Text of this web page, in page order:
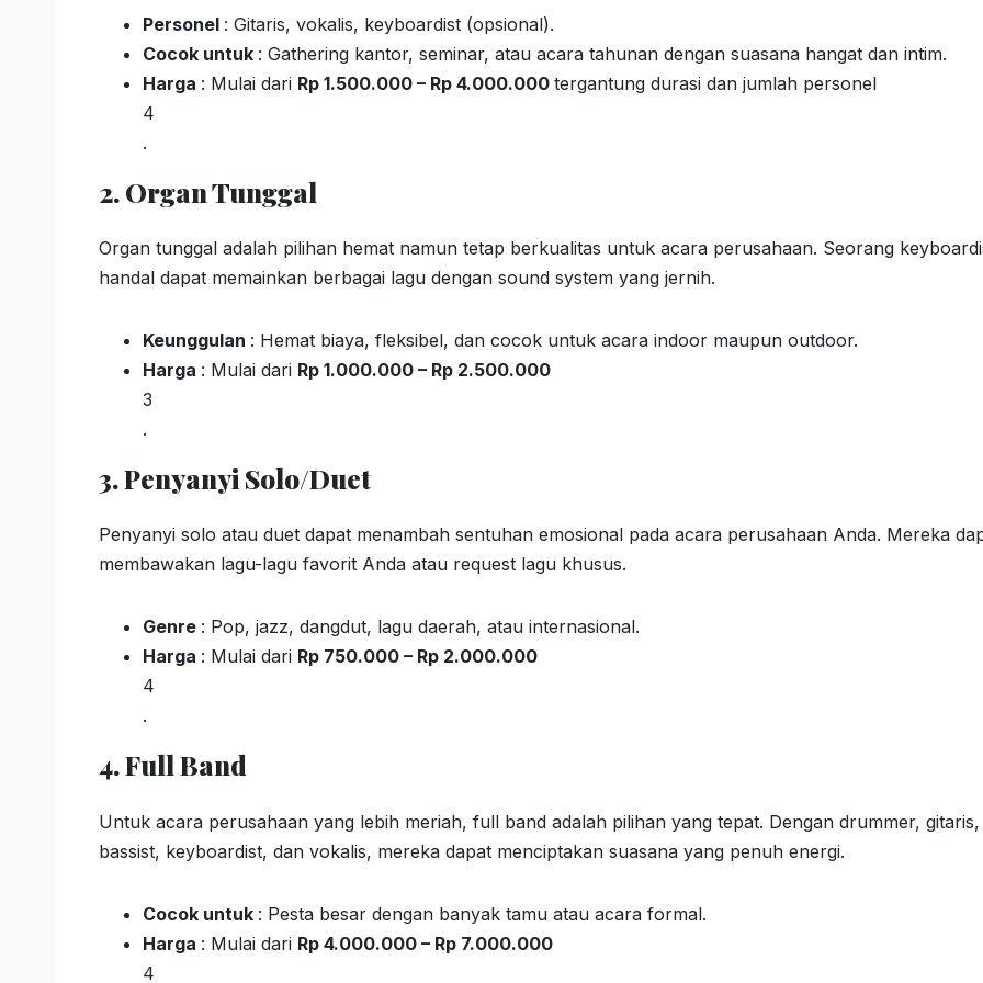
Personel : Gitaris, vokalis, keyboardist (opsional).
Cocok untuk : Gathering kantor, seminar, atau acara tahunan dengan suasana hangat dan intim.
Harga : Mulai dari Rp 1.500.000 – Rp 4.000.000 tergantung durasi dan jumlah personel
4
.
2. Organ Tunggal
Organ tunggal adalah pilihan hemat namun tetap berkualitas untuk acara perusahaan. Seorang
handal dapat memainkan berbagai lagu dengan sound system yang jernih.
Keunggulan : Hemat biaya, fleksibel, dan cocok untuk acara indoor maupun outdoor.
Harga : Mulai dari Rp 1.000.000 – Rp 2.500.000
3
.
3. Penyanyi Solo/Duet
Penyanyi solo atau duet dapat menambah sentuhan emosional pada acara perusahaan Anda. Mereka
membawakan lagu-lagu favorit Anda atau request lagu khusus.
Genre : Pop, jazz, dangdut, lagu daerah, atau internasional.
Harga : Mulai dari Rp 750.000 – Rp 2.000.000
4
.
4. Full Band
Untuk acara perusahaan yang lebih meriah, full band adalah pilihan yang tepat. Dengan drummer, gitaris,
bassist, keyboardist, dan vokalis, mereka dapat menciptakan suasana yang penuh energi.
Cocok untuk : Pesta besar dengan banyak tamu atau acara formal.
Harga : Mulai dari Rp 4.000.000 – Rp 7.000.000
4